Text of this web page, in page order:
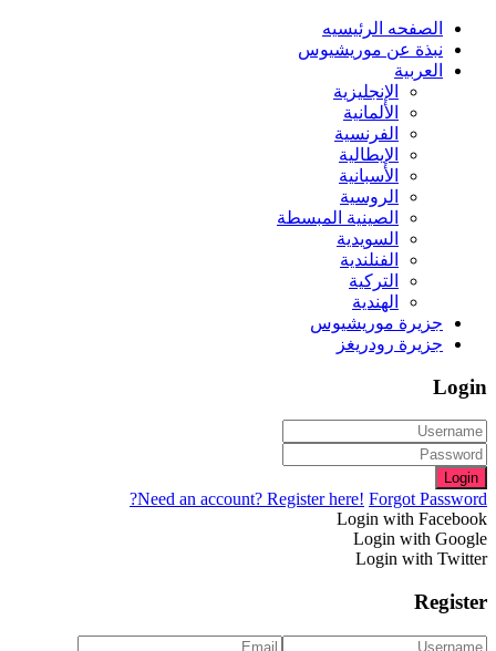
الصفحه الرئيسيه
نبذة عن موريشيوس
العربية
الإنجليزية
الألمانية
الفرنسية
الإيطالية
الأسبانية
الروسية
الصينية المبسطة
السويدية
الفنلندية
التركية
الهندية
جزيرة موريشيوس
جزيرة رودريغز
Login
Login
Need an account? Register here! Forgot Password?
Login with Facebook
Login with Google
Login with Twitter
Register